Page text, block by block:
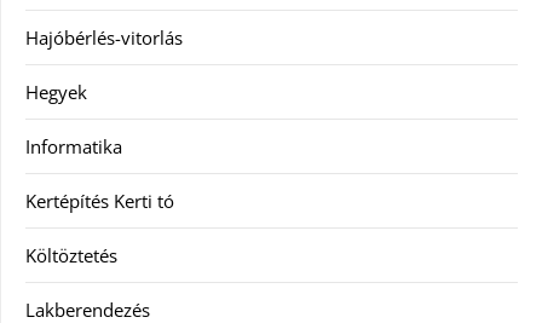
Hajóbérlés-vitorlás
Hegyek
Informatika
Kertépítés Kerti tó
Költöztetés
Lakberendezés